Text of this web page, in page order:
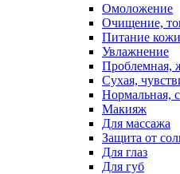
Омоложение
Очищение,
Питание кожи
Увлажнение
Проблемная,
Сухая,
Нормальная,
Макияж
Для массажа
Защита от
Для глаз
Для губ